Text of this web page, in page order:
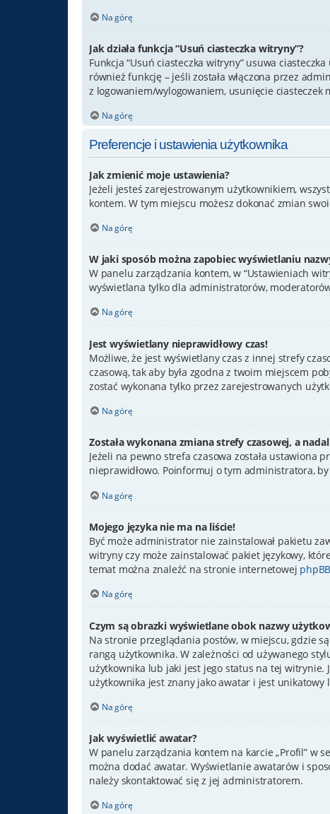
Na górę
Jak działa funkcja “Usuń ciasteczka witryny”?
Funkcja “Usuń ciasteczka witryny” usuwa
również funkcję – jeśli została włączona przez
z logowaniem/wylogowaniem, usunięcie ciasteczek
Na górę
Preferencje i ustawienia użytkownika
Jak zmienić moje ustawienia?
Jeżeli jesteś zarejestrowanym użytkownikiem,
kontem. W tym miejscu możesz dokonać zmian
Na górę
W jaki sposób można zapobiec wyświetlaniu
W panelu zarządzania kontem, w “Ustawieniach
wyświetlana tylko dla administratorów,
Na górę
Jest wyświetlany nieprawidłowy czas!
Możliwe, że jest wyświetlany czas z innej strefy
czasową, tak aby była zgodna z twoim miejscem
zostać wykonana tylko przez zarejestrowanych
Na górę
Została wykonana zmiana strefy czasowej, a
Jeżeli na pewno strefa czasowa została ustawiona
nieprawidłowo. Poinformuj o tym administratora,
Na górę
Mojego języka nie ma na liście!
Być może administrator nie zainstalował pakietu
witryny czy może zainstalować pakiet językowy,
temat można znaleźć na stronie internetowej
Na górę
Czym są obrazki wyświetlane obok nazwy
Na stronie przeglądania postów, w miejscu, gdzie
rangą użytkownika. W zależności od używanego
użytkownika lub jaki jest jego status na tej witrynie.
użytkownika jest znany jako awatar i jest unikatowy
Na górę
Jak wyświetlić awatar?
W panelu zarządzania kontem na karcie „Profil” w
można dodać awatar. Wyświetlanie awatarów i
należy skontaktować się z jej administratorem.
Na górę